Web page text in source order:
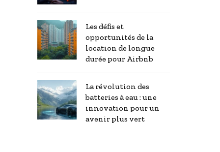
Les défis et
opportunités de la
location de longue
durée pour Airbnb
La révolution des
batteries à eau : une
innovation pour un
avenir plus vert